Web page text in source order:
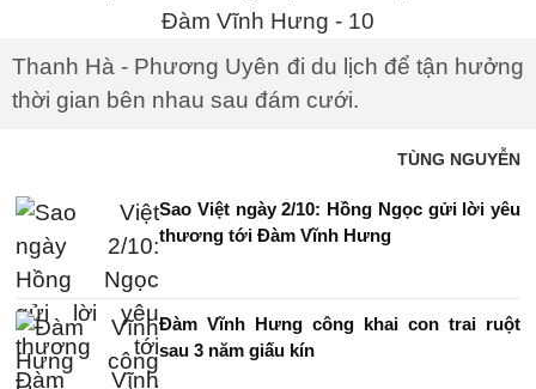
Thanh Hà - Phương Uyên đi du lịch để tận hưởng
thời gian bên nhau sau đám cưới.
TÙNG NGUYỄN
Sao Việt ngày 2/10: Hồng Ngọc gửi lời yêu
thương tới Đàm Vĩnh Hưng
Đàm Vĩnh Hưng công khai con trai ruột
sau 3 năm giấu kín